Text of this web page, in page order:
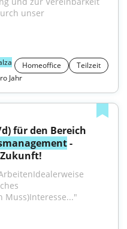
Homeoffice
Teilzeit
Jahr
für den Bereich
-
Muss)Interesse..."